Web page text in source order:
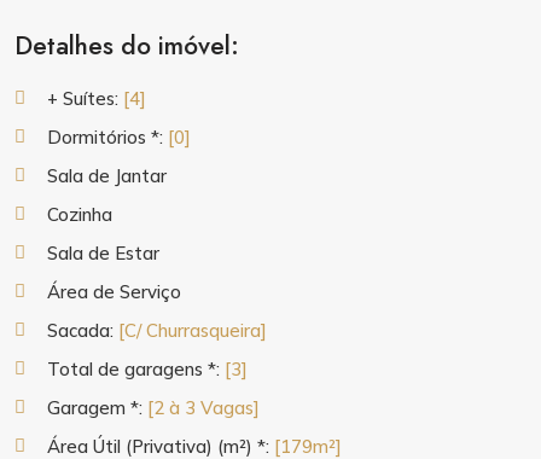
Detalhes do imóvel:
+ Suítes: [4]
Dormitórios *: [0]
Sala de Jantar
Cozinha
Sala de Estar
Área de Serviço
Sacada: [C/ Churrasqueira]
Total de garagens *: [3]
Garagem *: [2 à 3 Vagas]
Área Útil (Privativa) (m²) *: [179m²]